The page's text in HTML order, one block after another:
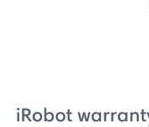
iRobot